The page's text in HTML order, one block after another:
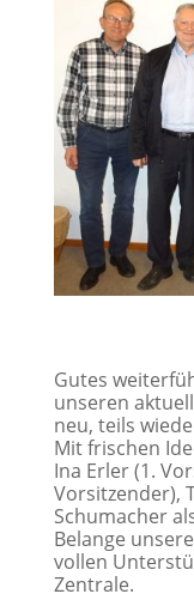
Gutes
unseren
neu, teils
Mit frischen
Ina Erler (1.
Vorsitzender),
Schumacher
Belange
vollen
Zentrale.